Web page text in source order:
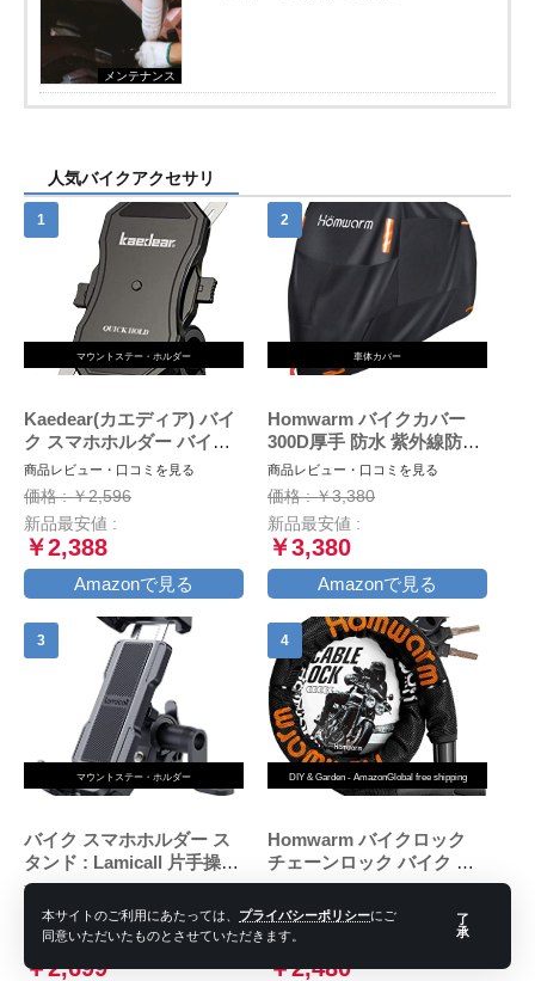
本サイトのご利用にあたっては、 プライバシーポリシーにご
同意いただいたものとさせていただきます。
了
承
メンテナンス
人気バイクアクセサリ
マウントステー・ホルダー
Kaedear(カエディア) バイ
ク スマホホルダー バイク
用スマホホルダー 携帯ホル
ダー 振動吸収 マウント 対
応 スマホ スタンド アルミ
製 マウント ハンドル ミラ
ー 原付 オートバイ 自転車
クイックホールド KDR-
M11C (Black)
商品レビュー・口コミを見る
価格 : ￥2,596
新品最安値 :
￥2,388
Amazonで見る
車体カバー
Homwarm バイクカバー
300D厚手 防水 紫外線防止
盗難防止 収納バッグ付き
(XXL, ブラック)
商品レビュー・口コミを見る
価格 : ￥3,380
新品最安値 :
￥3,380
Amazonで見る
マウントステー・ホルダー
バイク スマホホルダー ス
タンド : Lamicall 片手操作
オートバイ ワンタッチ ス
マートフォンホルダー, ミ
ラーマウント付き,バイク用
ホルダー, motorcycle
商品レビュー・口コミを見る
価格 : ￥2,699
新品最安値 :
￥2,699
DIY & Garden - AmazonGlobal free shipping
Homwarm バイクロック
チェーンロック バイク 自
転車 ワイヤーロック φ(直
径)22mm×1200ｍｍ 頑丈
盗難防止 鍵3本セット (ブ
価格 : ￥2,480
新品最安値 :
￥2,480